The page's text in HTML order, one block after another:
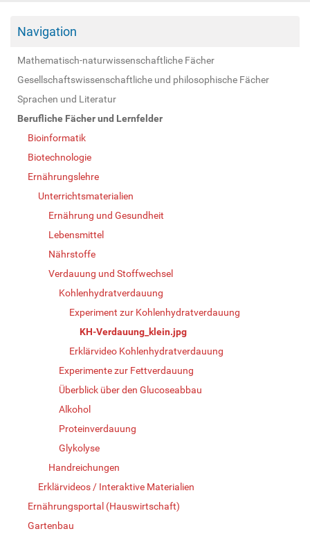
Navigation
Mathematisch-naturwissenschaftliche Fächer
Gesellschaftswissenschaftliche und philosophische Fächer
Sprachen und Literatur
Berufliche Fächer und Lernfelder
Bioinformatik
Biotechnologie
Ernährungslehre
Unterrichtsmaterialien
Ernährung und Gesundheit
Lebensmittel
Nährstoffe
Verdauung und Stoffwechsel
Kohlenhydratverdauung
Experiment zur Kohlenhydratverdauung
KH-Verdauung_klein.jpg
Erklärvideo Kohlenhydratverdauung
Experimente zur Fettverdauung
Überblick über den Glucoseabbau
Alkohol
Proteinverdauung
Glykolyse
Handreichungen
Erklärvideos / Interaktive Materialien
Ernährungsportal (Hauswirtschaft)
Gartenbau